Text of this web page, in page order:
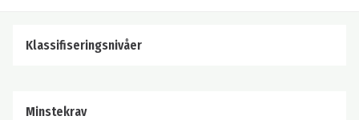
Klassifiseringsnivåer
Minstekrav